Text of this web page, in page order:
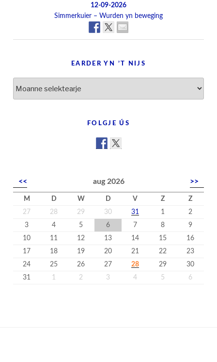
12-09-2026
Simmerkuier – Wurden yn beweging
EARDER YN ’T NIJS
yn
FOLGJE ÚS
<< aug 2026 >>
M D W D V Z
Z
27
28 29 30 31 1
2
3
4 5 6 7 8
9
10
11 12 13 14 15
16
17
18 19 20 21 22
23
24
25 26 27 28 29
30
31
1 2 3 4 5 6